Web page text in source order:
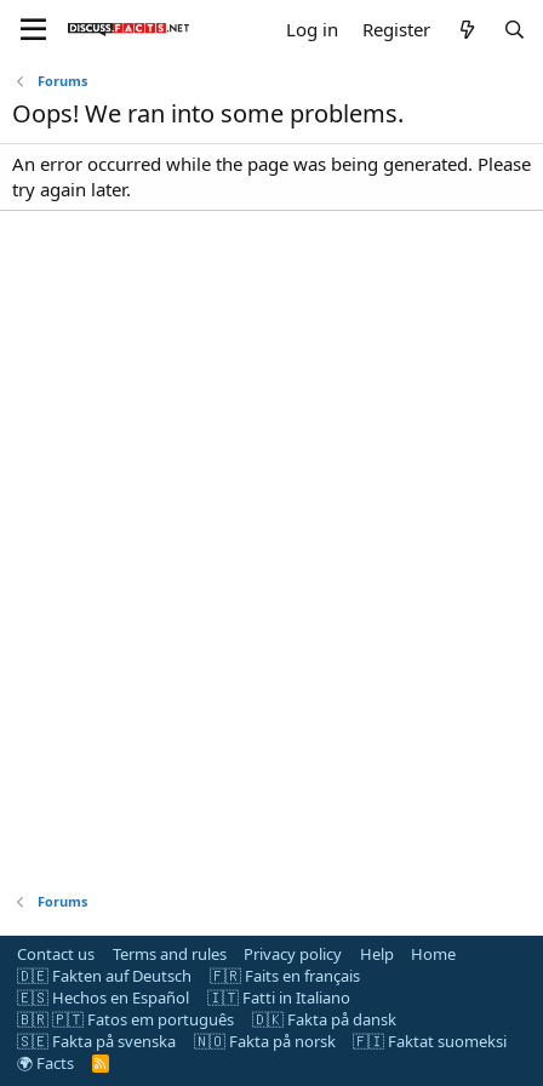
Log in Register
Forums
Oops! We ran into some problems.
An error occurred while the page was being generated. Please
try again later.
Forums
Contact us Terms and rules Privacy policy Help
Home
🇩🇪 Fakten auf Deutsch
🇫🇷 Faits en français
🇪🇸 Hechos en Español
🇮🇹 Fatti in Italiano
🇧🇷 🇵🇹 Fatos em português
🇩🇰 Fakta på dansk
🇸🇪 Fakta på svenska
🇳🇴 Fakta på norsk
🇫🇮 Faktat suomeksi
🌍 Facts
R